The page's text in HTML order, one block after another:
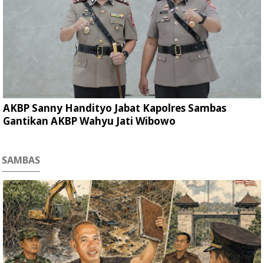
AKBP Sanny Handityo Jabat Kapolres Sambas
Gantikan AKBP Wahyu Jati Wibowo
SAMBAS